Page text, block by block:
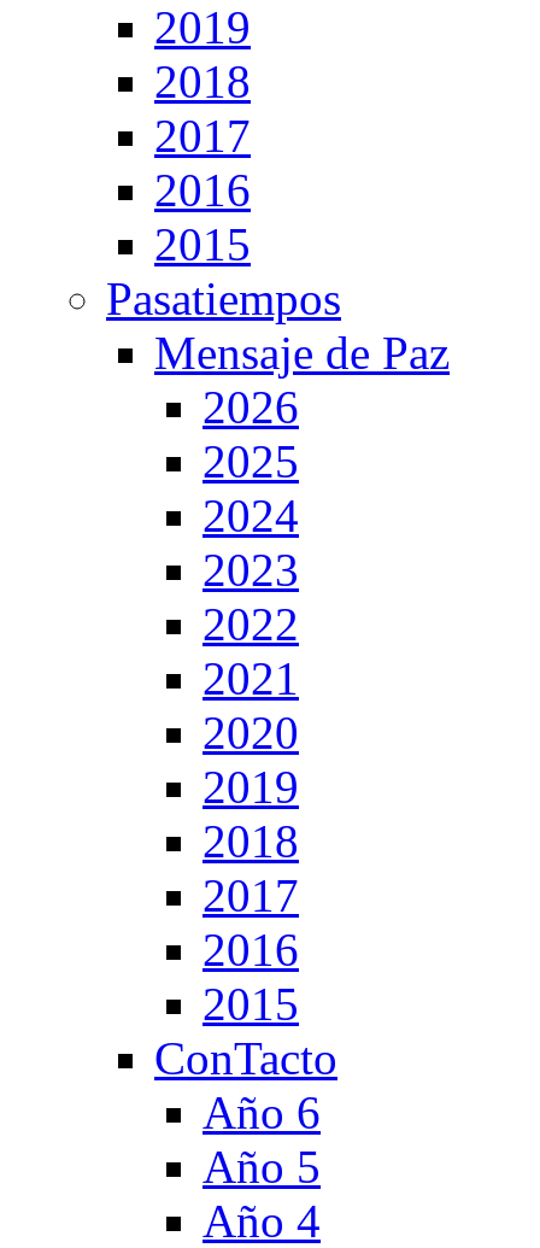
2019
2018
2017
2016
2015
Pasatiempos
Mensaje de Paz
2026
2025
2024
2023
2022
2021
2020
2019
2018
2017
2016
2015
ConTacto
Año 6
Año 5
Año 4